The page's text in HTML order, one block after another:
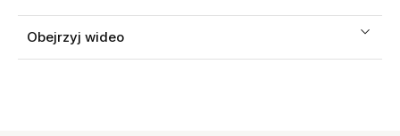
Obejrzyj wideo